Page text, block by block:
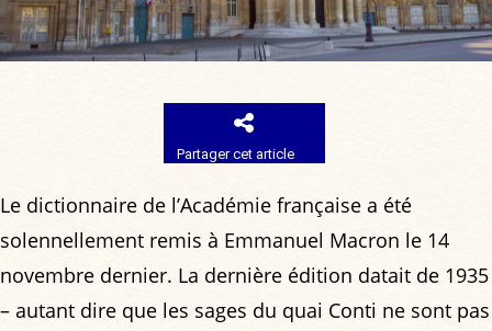
Partager cet article
Le dictionnaire de l’Académie française a été
solennellement remis à Emmanuel Macron le 14
novembre dernier. La dernière édition datait de 1935
– autant dire que les sages du quai Conti ne sont pas